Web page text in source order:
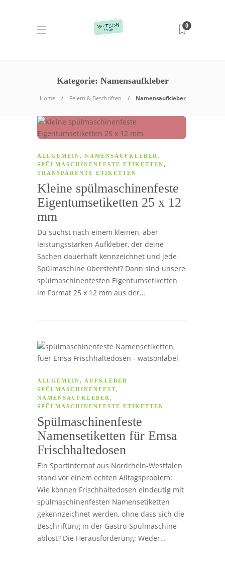
0
Kategorie: Namensaufkleber
Home Feiern & Beschriften Namensaufkleber
ALLGEMEIN, NAMENSAUFKLEBER ,
SPÜLMASCHINENFESTE ETIKETTEN,
TRANSPARENTE ETIKETTEN
Kleine spülmaschinenfeste
Eigentumsetiketten 25 x 12
mm
Du suchst nach einem kleinen, aber
leistungsstarken Aufkleber, der deine
Sachen dauerhaft kennzeichnet und jede
Spülmaschine übersteht? Dann sind unsere
spülmaschinenfesten Eigentumsetiketten
im Format 25 x 12 mm aus der…
ALLGEMEIN, AUFKLEBER
SPÜLMASCHINENFEST,
NAMENSAUFKLEBER ,
SPÜLMASCHINENFESTE ETIKETTEN
Spülmaschinenfeste
Namensetiketten für Emsa
Frischhaltedosen
Ein Sportinternat aus Nordrhein-Westfalen
stand vor einem echten Alltagsproblem:
Wie können Frischhaltedosen eindeutig mit
spülmaschinenfesten Namensetiketten
gekennzeichnet werden, ohne dass sich die
Beschriftung in der Gastro-Spülmaschine
ablöst? Die Herausforderung: Weder…